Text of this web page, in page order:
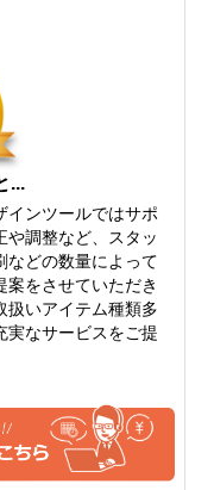
...
インツールではサポ
や調整など、スタッ
などの数量によって
案をさせていただき
扱いアイテム種類多
実なサービスをご提